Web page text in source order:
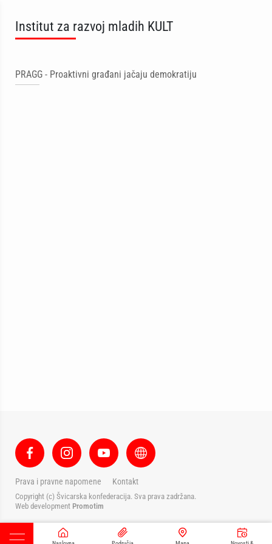
Institut za razvoj mladih KULT
PRAGG - Proaktivni građani jačaju demokratiju
Prava i pravne napomene Kontakt
Copyright (c) Švicarska konfederacija. Sva prava zadržana.
Web development Promotim